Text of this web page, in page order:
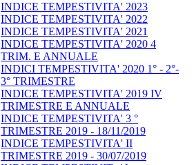
INDICE TEMPESTIVITA' 2023
INDICE TEMPESTIVITA' 2022
INDICE TEMPESTIVITA' 2021
INDICE TEMPESTIVITA' 2020 4
TRIM. E ANNUALE
INDICI TEMPESTIVITA' 2020 1° - 2°-
3° TRIMESTRE
INDICE TEMPESTIVITA' 2019 IV
TRIMESTRE E ANNUALE
INDICE TEMPESTIVITA' 3 °
TRIMESTRE 2019 - 18/11/2019
INDICE TEMPESTIVITA' II
TRIMESTRE 2019 - 30/07/2019